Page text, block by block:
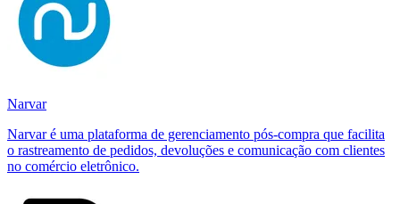
Narvar
Narvar é uma plataforma de gerenciamento pós-compra que facilita
o rastreamento de pedidos, devoluções e comunicação com clientes
no comércio eletrônico.